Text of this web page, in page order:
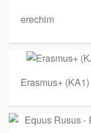
erechim
Erasmus+